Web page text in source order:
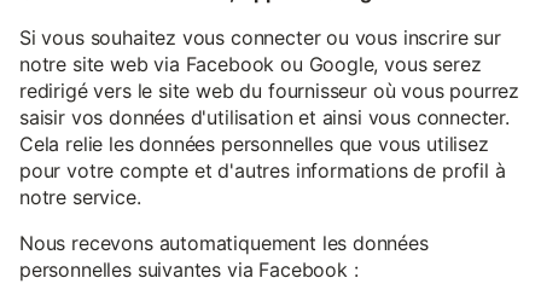
Si vous souhaitez vous connecter ou vous inscrire sur
notre site web via Facebook ou Google, vous serez
redirigé vers le site web du fournisseur où vous pourrez
saisir vos données d'utilisation et ainsi vous connecter.
Cela relie les données personnelles que vous utilisez
pour votre compte et d'autres informations de profil à
notre service.
Nous recevons automatiquement les données
personnelles suivantes via Facebook :